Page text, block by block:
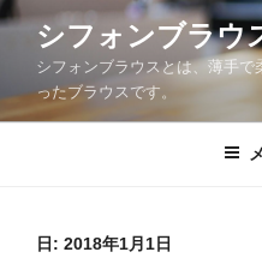
コ
ン
ツ
シフォンブラウ
シフォンブラウスとは、薄手
ったブラウスです。
日: 2018年1月1日